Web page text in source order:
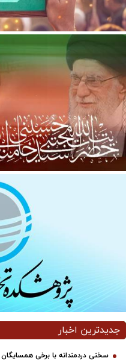
جدیدترین اخبار
سخنی دردمندانه با برخی